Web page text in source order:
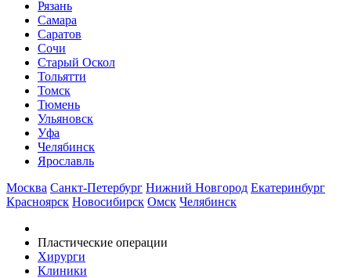
Рязань
Самара
Саратов
Сочи
Старый Оскол
Тольятти
Томск
Тюмень
Ульяновск
Уфа
Челябинск
Ярославль
Москва Санкт-Петербург Нижний Новгород Екатеринбург
Красноярск Новосибирск Омск Челябинск
Пластические операции
Хирурги
Клиники